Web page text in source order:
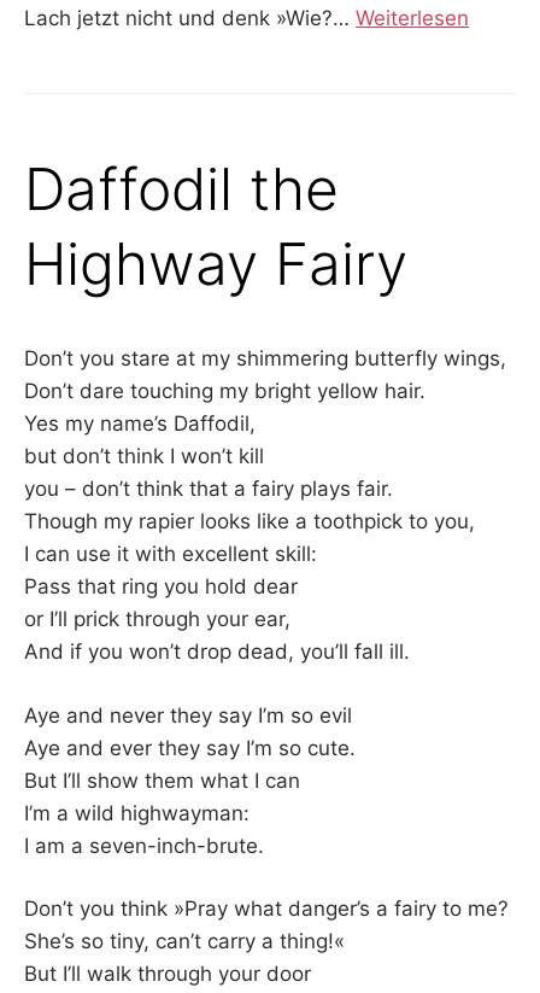
Lach jetzt nicht und denk »Wie?… Weiterlesen
Daffodil the
Highway Fairy
Don’t you stare at my shimmering butterfly wings,
Don’t dare touching my bright yellow hair.
Yes my name’s Daffodil,
but don’t think I won’t kill
you – don’t think that a fairy plays fair.
Though my rapier looks like a toothpick to you,
I can use it with excellent skill:
Pass that ring you hold dear
or I’ll prick through your ear,
And if you won’t drop dead, you’ll fall ill.
Aye and never they say I’m so evil
Aye and ever they say I’m so cute.
But I’ll show them what I can
I’m a wild highwayman:
I am a seven-inch-brute.
Don’t you think »Pray what danger’s a fairy to me?
She’s so tiny, can’t carry a thing!«
But I’ll walk through your door